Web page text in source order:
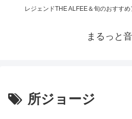
レジェンドTHE ALFEE＆旬のおすす
まるっと
所ジョージ